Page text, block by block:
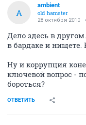
A
ambient
old hamster
28 октября 2010
Дело здесь в
в бардаке и нищете.
Ну и коррупция
ключевой вопрос -
бороться?
ОТВЕТИТЬ